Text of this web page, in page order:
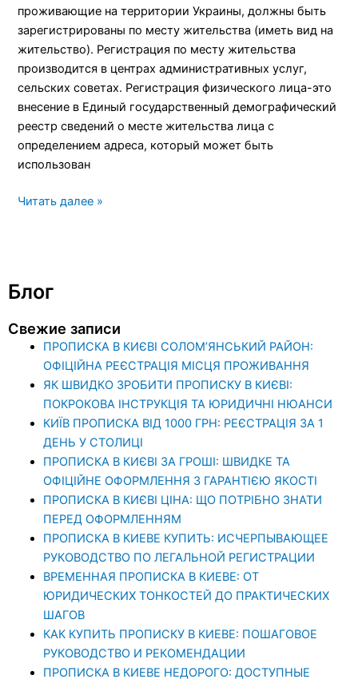
проживающие на территории Украины, должны быть
зарегистрированы по месту жительства (иметь вид на
жительство). Регистрация по месту жительства
производится в центрах административных услуг,
сельских советах. Регистрация физического лица-это
внесение в Единый государственный демографический
реестр сведений о месте жительства лица с
определением адреса, который может быть
использован
Читать далее »
Блог
Свежие записи
ПРОПИСКА В КИЄВІ СОЛОМ’ЯНСЬКИЙ РАЙОН:
ОФІЦІЙНА РЕЄСТРАЦІЯ МІСЦЯ ПРОЖИВАННЯ
ЯК ШВИДКО ЗРОБИТИ ПРОПИСКУ В КИЄВІ:
ПОКРОКОВА ІНСТРУКЦІЯ ТА ЮРИДИЧНІ НЮАНСИ
КИЇВ ПРОПИСКА ВІД 1000 ГРН: РЕЄСТРАЦІЯ ЗА 1
ДЕНЬ У СТОЛИЦІ
ПРОПИСКА В КИЄВІ ЗА ГРОШІ: ШВИДКЕ ТА
ОФІЦІЙНЕ ОФОРМЛЕННЯ З ГАРАНТІЄЮ ЯКОСТІ
ПРОПИСКА В КИЄВІ ЦІНА: ЩО ПОТРІБНО ЗНАТИ
ПЕРЕД ОФОРМЛЕННЯМ
ПРОПИСКА В КИЕВЕ КУПИТЬ: ИСЧЕРПЫВАЮЩЕЕ
РУКОВОДСТВО ПО ЛЕГАЛЬНОЙ РЕГИСТРАЦИИ
ВРЕМЕННАЯ ПРОПИСКА В КИЕВЕ: ОТ
ЮРИДИЧЕСКИХ ТОНКОСТЕЙ ДО ПРАКТИЧЕСКИХ
ШАГОВ
КАК КУПИТЬ ПРОПИСКУ В КИЕВЕ: ПОШАГОВОЕ
РУКОВОДСТВО И РЕКОМЕНДАЦИИ
ПРОПИСКА В КИЕВЕ НЕДОРОГО: ДОСТУПНЫЕ